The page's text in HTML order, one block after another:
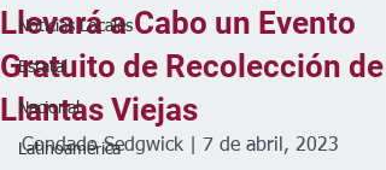
Noticias Locales
Estatal
Nacional
Latinoamérica
Llevará a Cabo un Evento
Gratuito de Recolección de
Llantas Viejas
Condado Sedgwick | 7 de abril, 2023